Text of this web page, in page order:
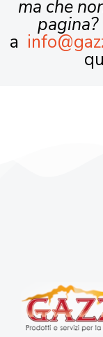
ma che
pagina?
a